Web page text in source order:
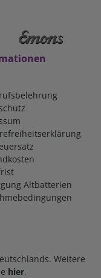
Altbatterien
Weitere
hier.